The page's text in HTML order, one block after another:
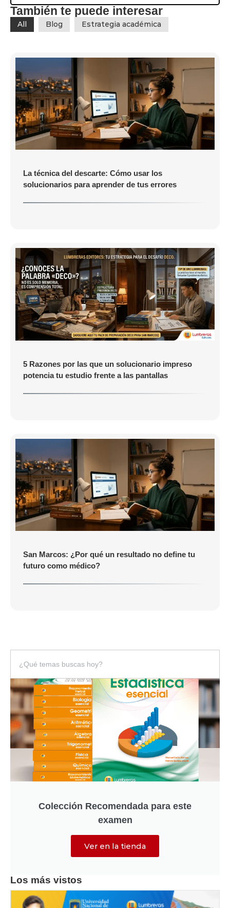
También te puede interesar
All Blog Estrategia académica
La técnica del descarte: Cómo usar los
solucionarios para aprender de tus errores
5 Razones por las que un solucionario impreso
potencia tu estudio frente a las pantallas
San Marcos: ¿Por qué un resultado no define tu
futuro como médico?
Colección Recomendada para este
examen
Ver en la tienda
Los más vistos